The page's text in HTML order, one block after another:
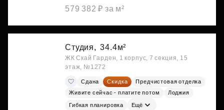
579 382 ₽ за м²
Студия, 34.4м²
ЖК Скай Гарден, 1 корпус, 7 секция, 15
этаж, №1272
Сдана Скидка
Предчистовая отделка
Живите сейчас - платите потом
Лоджия
Гибкая планировка Ещё